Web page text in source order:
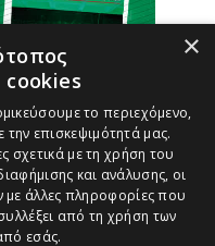
×
cookies
το περιεχόμενο,
την επισκεψιμότητά μας.
σχετικά με τη χρήση του
και ανάλυσης, οι
με άλλες πληροφορίες που
από τη χρήση των
εσάς.